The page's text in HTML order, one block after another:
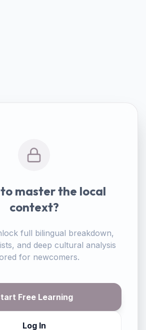
master the local
context?
full bilingual breakdown,
and deep cultural analysis
for newcomers.
Free Learning
Log In